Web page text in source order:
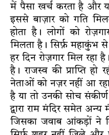
में पैसा खर्च करता है और
इससे बाज़ार को गति
होता है। लोगों को
मिलता है। सिर्फ़ महाकुंभ
हर दिन रोज़गार मिल रहा
है। राजस्व की प्राप्ति
नेताओं को नज़र नहीं आ रहा
है या तो उनकी सोच
द्वारा राम मंदिर समेत अन्य
जिसका जवाब आंकड़ों ने